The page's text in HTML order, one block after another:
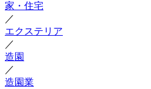
家・住宅
／
エクステリア
／
造園
／
造園業